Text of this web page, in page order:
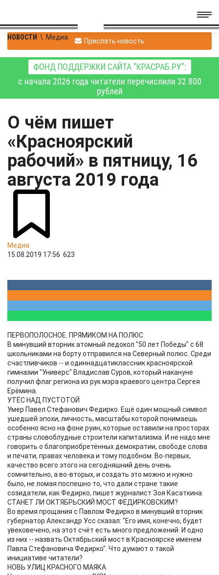
НОВОСТИ \ Медиа Прислать новость
ФОНД ПОДДЕРЖКИ САЙТА "КРАСРАБ.РУ":
с начала 2026 года читатели перечислили 32 800
рублей
О чём пишет
«Красноярский
рабочий» в пятницу, 16
августа 2019 года
Медиа
15.08.2019 17:56 623
ПЕРВОПОЛОСНОЕ. ПРЯМИКОМ НА ПОЛЮС
В минувший вторник атомный ледокол "50 лет Победы" с 68
школьниками на борту отправился на Северный полюс. Среди
счастливчиков -- и одиннадцатиклассник красноярской
гимназии "Универс" Владислав Суров, который накануне
получил флаг региона из рук мэра краевого центра Сергея
Ерёмина.
УТЁС НАД ПУСТОТОЙ
Умер Павел Стефанович Федирко. Ещё один мощный символ
ушедшей эпохи, личность, масштабы которой понимаешь
особенно ясно на фоне руин, которые оставили на просторах
страны словоблудные строители капитализма. И не надо мне
говорить о благоприобретённых демократии, свободе слова
и печати, правах человека и тому подобном. Во-первых,
качество всего этого на сегодняшний день очень
сомнительно, а во-вторых, и создать это можно и нужно
было, не ломая поспешно то, что дали стране такие
созидатели, как Федирко, пишет журналист Зоя Касаткина.
СТАНЕТ ЛИ ОКТЯБРЬСКИЙ МОСТ ФЕДИРКОВСКИМ?
Во время прощания с Павлом Федирко в минувший вторник
губернатор Александр Усс сказал: "Его имя, конечно, будет
увековечено, на этот счёт есть много предложений. И одно
из них -- назвать Октябрьский мост в Красноярске именем
Павла Стефановича Федирко". Что думают о такой
инициативе читатели?
НОВЬ УЛИЦ КРАСНОГО МАЯКА